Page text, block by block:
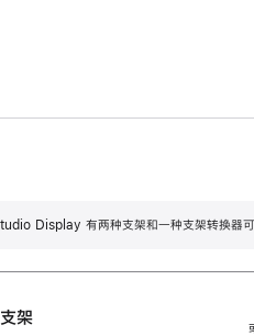
毫米的
Display 有两种支架和一种支架转换器可
架